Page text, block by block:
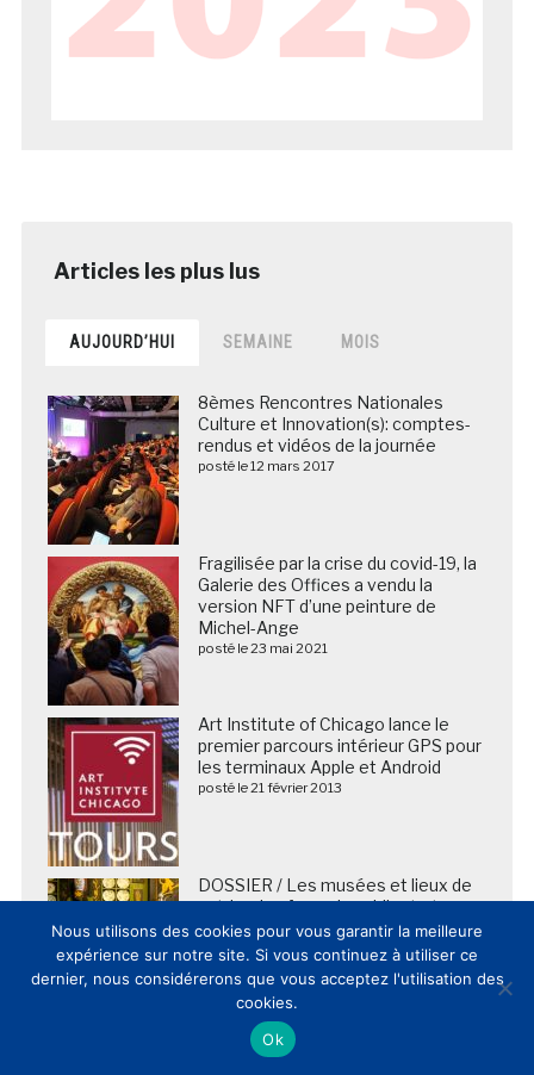
AUJOURD’HUI SEMAINE MOIS
8èmes Rencontres Nationales
Culture et Innovation(s): comptes-
rendus et vidéos de la journée
posté le 12 mars 2017
Fragilisée par la crise du covid-19, la
Galerie des Offices a vendu la
version NFT d’une peinture de
Michel-Ange
posté le 23 mai 2021
Art Institute of Chicago lance le
premier parcours intérieur GPS pour
les terminaux Apple et Android
posté le 21 février 2013
DOSSIER / Les musées et lieux de
patrimoine français publient et
commentent leur fréquentation
2025 (20/02/2026)
A la Grande Halle de la Villette, l’expo
Nous utilisons des cookies pour vous garantir la meilleure
expérience sur notre site. Si vous continuez à utiliser ce
dernier, nous considérerons que vous acceptez l'utilisation des
cookies.
Ok